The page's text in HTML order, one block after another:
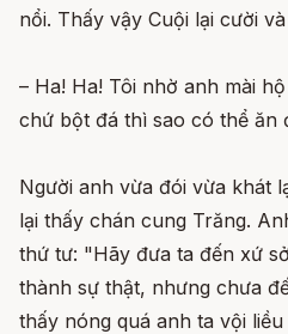
nổi. Thấy vậy Cuội lại cười
– Ha! Ha! Tôi nhờ anh mài
chứ bột đá thì sao có thể ăn
Người anh vừa đói vừa khát
lại thấy chán cung Trăng.
thứ tư: "Hãy đưa ta đến xứ
thành sự thật, nhưng chưa
thấy nóng quá anh ta vội